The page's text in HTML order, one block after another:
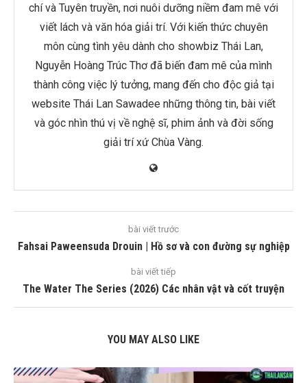
chí và Tuyên truyền, nơi nuôi dưỡng niềm đam mê với
viết lách và văn hóa giải trí. Với kiến thức chuyên
môn cùng tình yêu dành cho showbiz Thái Lan,
Nguyễn Hoàng Trúc Thơ đã biến đam mê của mình
thành công việc lý tưởng, mang đến cho độc giả tại
website Thái Lan Sawadee những thông tin, bài viết
và góc nhìn thú vị về nghệ sĩ, phim ảnh và đời sống
giải trí xứ Chùa Vàng.
bài viết trước
Fahsai Paweensuda Drouin | Hồ sơ và con đường sự nghiệp
bài viết tiếp
The Water The Series (2026) Các nhân vật và cốt truyện
YOU MAY ALSO LIKE